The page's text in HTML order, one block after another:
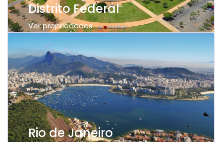
Distrito Federal
Ver propriedades
Rio de Janeiro